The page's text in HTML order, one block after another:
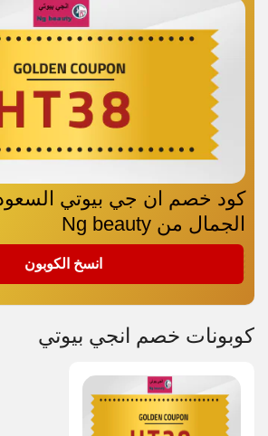
كود خصم ان جي بيوتي
الجمال من Ng beauty
انسخ الكوبون
كوبونات خصم انجي بيوتي